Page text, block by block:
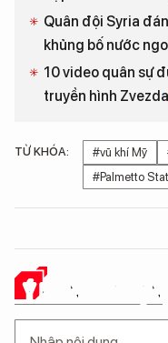
Quân đội Syria
khủng bố nước
10 video quân sự
truyền hình Zvezda
TỪ KHÓA: #vũ khí Mỹ
#Palmetto
Ý KIẾN CỦA BẠN